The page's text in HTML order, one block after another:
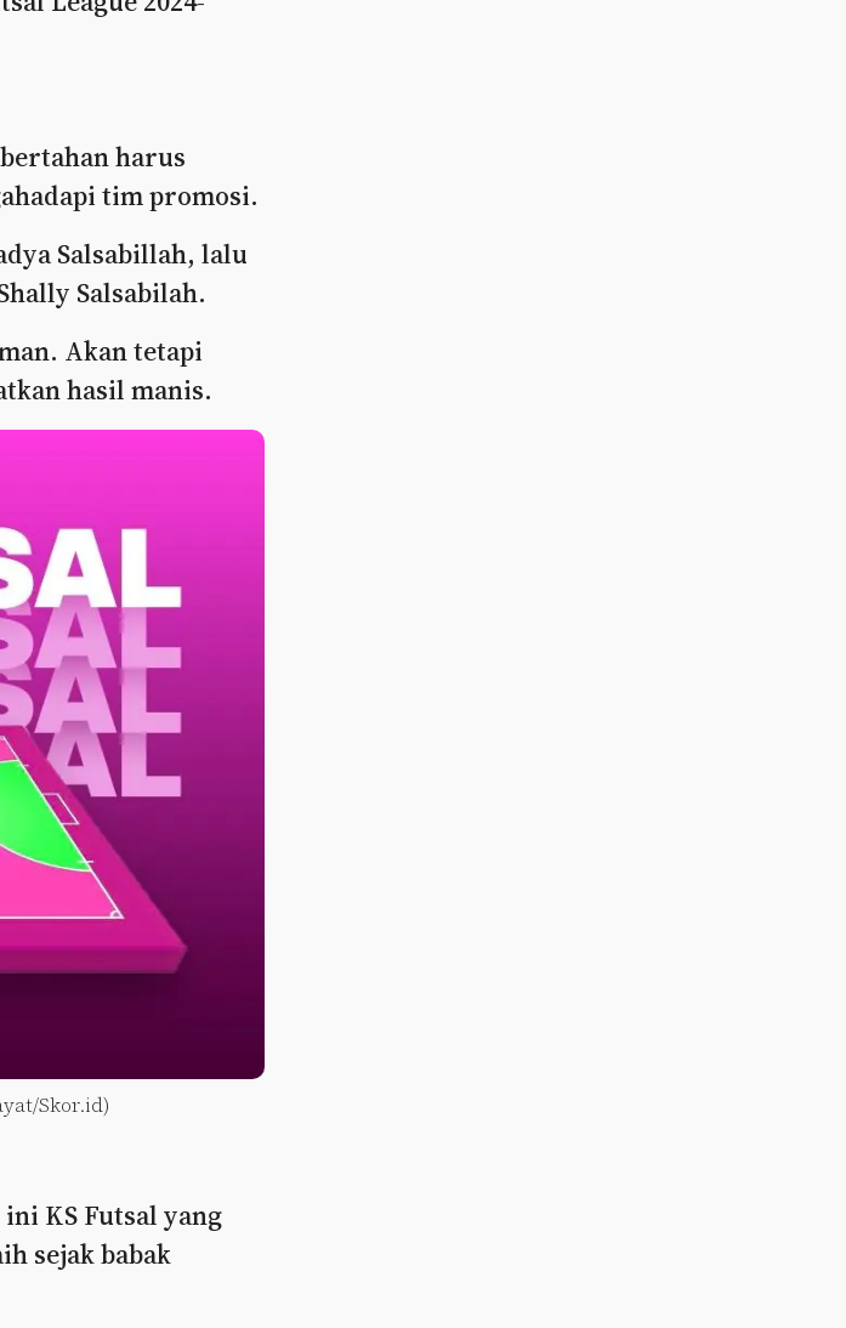
harus
tim promosi.
Salsabillah, lalu
Salsabilah.
Akan tetapi
hasil manis.
Skor.id)
KS Futsal yang
sejak babak